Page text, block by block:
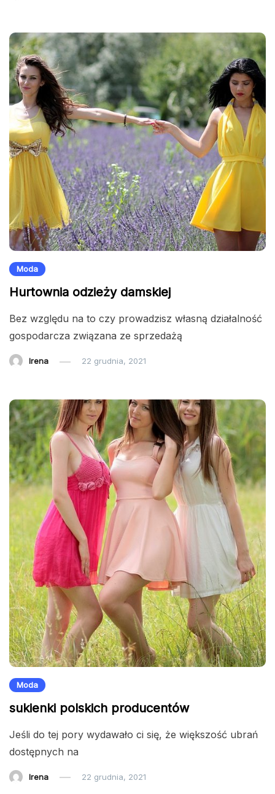
Moda
Hurtownia odzieży damskiej
Bez względu na to czy prowadzisz własną działalność
gospodarcza związana ze sprzedażą
Irena 22 grudnia, 2021
Moda
sukienki polskich producentów
Jeśli do tej pory wydawało ci się, że większość ubrań
dostępnych na
Irena 22 grudnia, 2021